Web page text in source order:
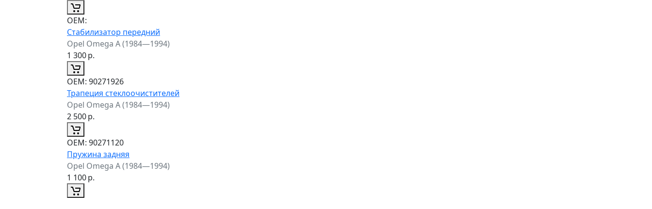
ОЕМ:
Стабилизатор передний
Opel Omega A (1984—1994)
1 300р.
ОЕМ: 90271926
Трапеция стеклоочистителей
Opel Omega A (1984—1994)
2 500р.
ОЕМ: 90271120
Пружина задняя
Opel Omega A (1984—1994)
1 100р.